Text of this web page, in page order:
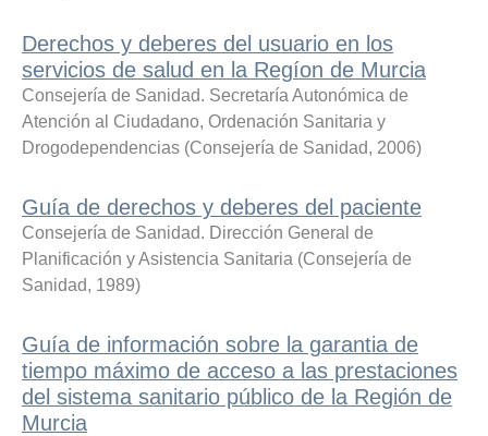
Derechos y deberes del usuario en los
servicios de salud en la Regíon de Murcia
Consejería de Sanidad. Secretaría Autonómica de
Atención al Ciudadano, Ordenación Sanitaria y
Drogodependencias (Consejería de Sanidad, 2006)
Guía de derechos y deberes del paciente
Consejería de Sanidad. Dirección General de
Planificación y Asistencia Sanitaria (Consejería de
Sanidad, 1989)
Guía de información sobre la garantia de
tiempo máximo de acceso a las prestaciones
del sistema sanitario público de la Región de
Murcia